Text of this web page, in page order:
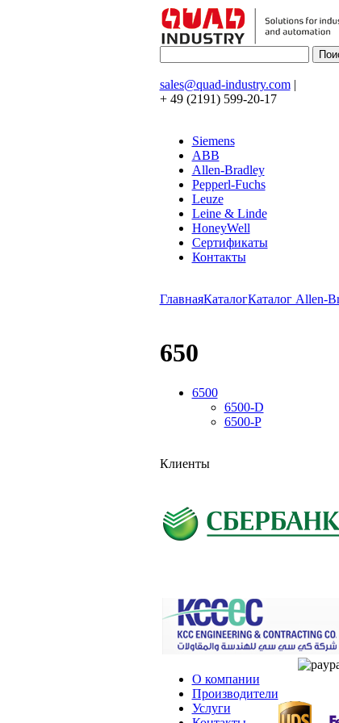
sales@quad-industry.com|
+ 49 (2191) 599-20-17
Siemens
ABB
Allen-Bradley
Pepperl-Fuchs
Leuze
Leine & Linde
HoneyWell
Сертификаты
Контакты
ГлавнаяКаталогКаталог Allen-
650
6500
6500-D
6500-P
Клиенты
О компании
Производители
Услуги